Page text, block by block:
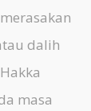
dalih
masa